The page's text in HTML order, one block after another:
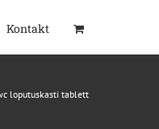
Kontakt
loputuskasti tablett